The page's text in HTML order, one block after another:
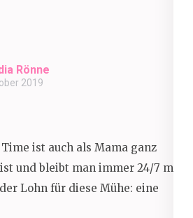
Rönne
2019
ist auch als Mama ganz
und bleibt man immer 24/7 mit
Lohn für diese Mühe: eine